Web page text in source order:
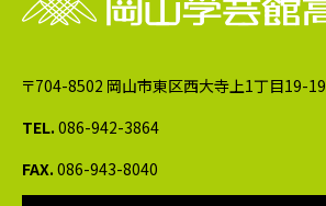
〒704-8502 岡山市東区西大寺上1丁目19-19
TEL. 086-942-3864
FAX. 086-943-8040